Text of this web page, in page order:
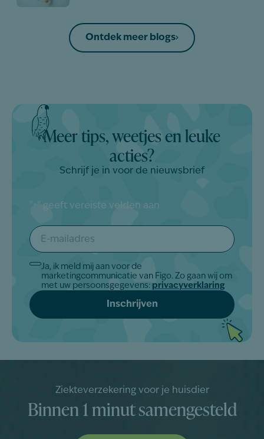
Ontdek meer blogs
Meer tips, weetjes en leuke
acties?
Schrijf je in voor de nieuwsbrief
" " geeft vereiste velden aan
E-
mailadres
*
Akkoord
Ja, ik meld mij aan voor de
marketingcommunicatie van Figo. Zo gaan wij om
met uw persoonsgegevens: privacyverklaring
Ziekteverzekering voor je huisdier
Binnen 1 minut samengesteld